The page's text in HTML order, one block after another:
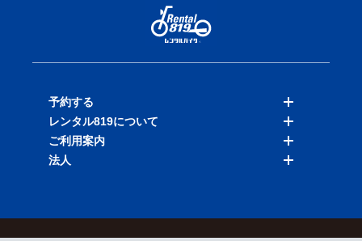
予約する
バイクを探す
店舗を探す
レンタル819について
料金表
ご利用案内
法人